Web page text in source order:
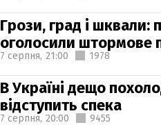
Грози, град і шквали:
оголосили штормове
7 серпня, 21:00 1978
В Україні дещо
відступить спека
7 серпня, 20:00 9455